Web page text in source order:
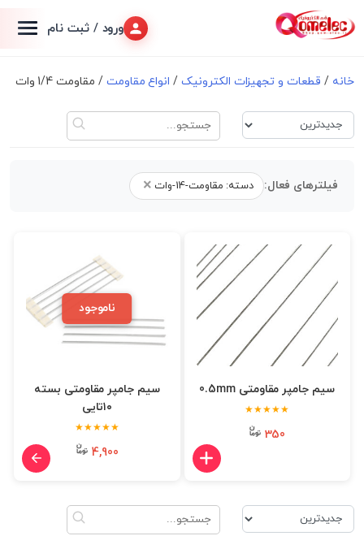
ورود / ثبت نام
خانه / قطعات و تجهیزات الکترونیک/ انواع مقاومت / مقاومت 1/4 وات
فیلترهای فعال: دسته: مقاومت-14-وات ×
سیم جامپر مقاومتی 0.5mm
★★★★★
350
ناموجود
سیم جامپر مقاومتی بسته
۱۰تایی
★★★★★
4,900